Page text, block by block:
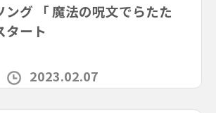
ング 「 魔法の呪文でらたた
タート
2023.02.07